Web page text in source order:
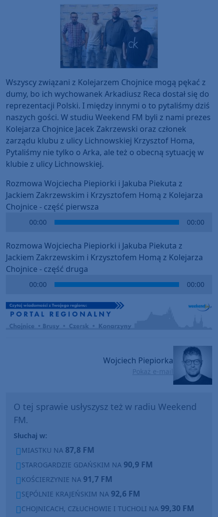
Wszyscy związani z Kolejarzem Chojnice mogą pękać z
dumy, bo ich wychowanek Arkadiusz Reca dostał się do
reprezentacji Polski. I między innymi o to pytaliśmy dziś
naszych gości. W studiu Weekend FM byli z nami prezes
Kolejarza Chojnice Jacek Zakrzewski oraz członek
zarządu klubu z ulicy Lichnowskiej Krzysztof Homa,
Pytaliśmy nie tylko o Arka, ale też o obecną sytuację w
klubie z ulicy Lichnowskiej.
Rozmowa Wojciecha Piepiorki i Jakuba Piekuta z
Jackiem Zakrzewskim i Krzysztofem Homą z Kolejarza
Chojnice - część pierwsza
00:00 00:00
Rozmowa Wojciecha Piepiorki i Jakuba Piekuta z
Jackiem Zakrzewskim i Krzysztofem Homą z Kolejarza
Chojnice - część druga
00:00 00:00
Wojciech Piepiorka
Pokaż e-mail
O tej sprawie usłyszysz też w radiu Weekend
FM.
Słuchaj w:
MIASTKU NA 87,8 FM
STAROGARDZIE GDAŃSKIM NA 90,9 FM
KOŚCIERZYNIE NA 91,7 FM
SĘPÓLNIE KRAJEŃSKIM NA 92,6 FM
CHOJNICACH, CZŁUCHOWIE I TUCHOLI NA 99,30 FM